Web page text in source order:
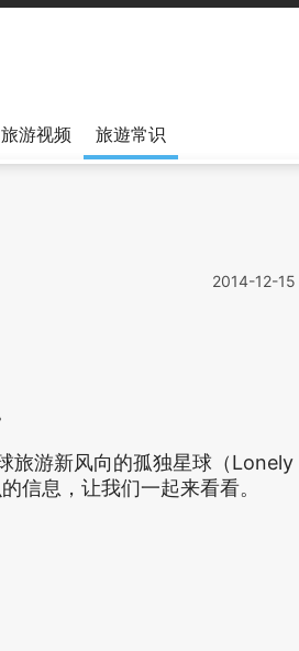
旅游视频 旅遊常识
2014-12-15
旅游新风向的孤独星球（Lonely
信息，让我们一起来看看。